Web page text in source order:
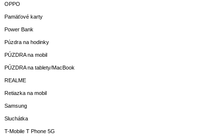
OPPO
Pamäťové karty
Power Bank
Púzdra na hodinky
PÚZDRA na mobil
PÚZDRA na tablety/MacBook
REALME
Retiazka na mobil
Samsung
Sluchátka
T-Mobile T Phone 5G